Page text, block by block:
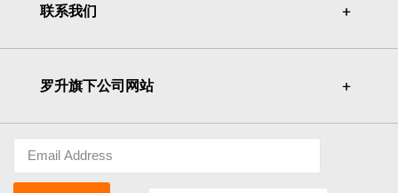
联系我们 ＋
＋
罗升旗下公司网站 ＋
＋